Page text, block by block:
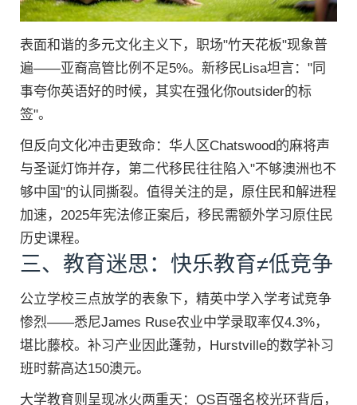
表面和谐的多元文化主义下，职场"竹天花板"现象普
遍——亚裔高管比例不足5%。新移民Lisa坦言："同
事夸你英语好的时候，其实在强化你outsider的标
签"。
但反向文化冲击更致命：华人区Chatswood的麻将声
与圣诞灯饰并存，第二代移民往往陷入"不够澳洲也不
够中国"的认同撕裂。值得关注的是，原住民和解进程
加速，2025年宪法修正案后，移民需额外学习原住民
历史课程。
三、教育迷思：快乐教育≠低竞争
公立学校三点放学的表象下，精英中学入学考试竞争
惨烈——悉尼James Ruse农业中学录取率仅4.3%，
堪比藤校。补习产业因此蓬勃，Hurstville的数学补习
班时薪高达150澳元。
大学教育则呈现冰火两重天：QS百强名校光环背后，